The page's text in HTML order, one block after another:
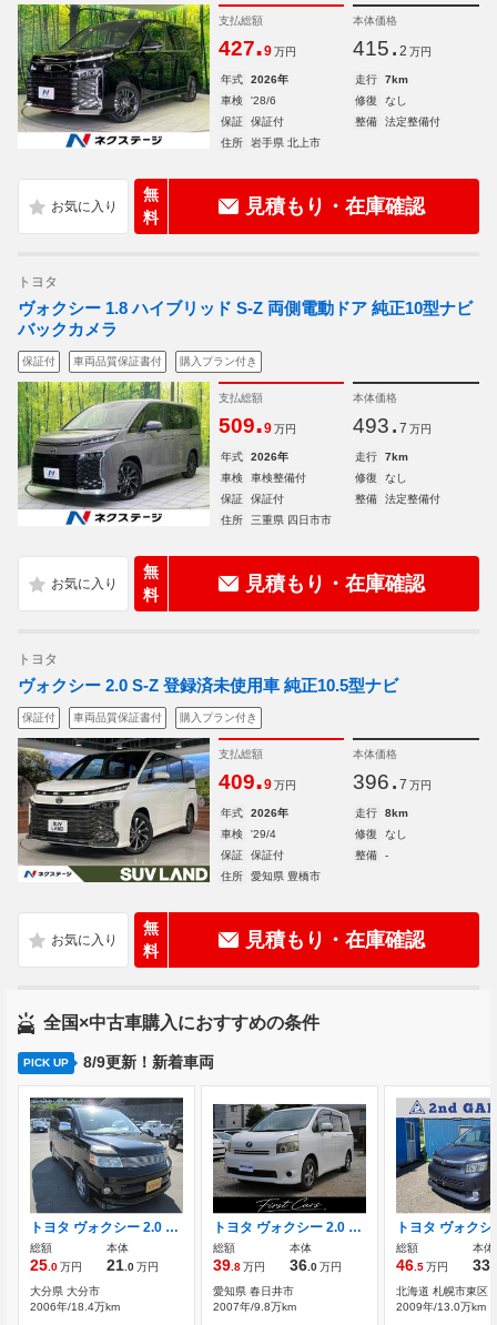
支払総額
427.9 万円
本体価格
415. 2 万円
年式 2026年 走行
7km
車検
'28/6 修復
なし
保証
保証付 整備
法定整備付
住所
岩手県 北上市
無
料
見積もり・在庫確認
トヨタ
ヴォクシー 1.8 ハイブリッド S-Z 両側電動ドア 純正10型ナビ
バックカメラ
保証付 車両品質保証書付 購入プラン付き
支払総額
509.9 万円
本体価格
493. 7 万円
年式 2026年 走行
7km
車検
車検整備付 修復
なし
保証
保証付 整備
法定整備付
住所
三重県 四日市市
無
料
見積もり・在庫確認
トヨタ
ヴォクシー 2.0 S-Z 登録済未使用車 純正10.5型ナビ
保証付 車両品質保証書付 購入プラン付き
支払総額
409.9 万円
本体価格
396. 7 万円
年式 2026年 走行
8km
車検
'29/4 修復
なし
保証
保証付 整備
-
住所
愛知県 豊橋市
無
料
見積もり・在庫確認
全国×中古車購入におすすめの条件
PICK UP 8/9更新！新着車両
トヨタ ヴォクシー 2.0 Z 煌 両側パワースライドドア HDDナビ DVD再生
総額
25 .0万円
本体
21 .0万円
大分県 大分市
2006年/18.4万km
トヨタ ヴォクシー 2.0 X Lエディション 両側パワースライドドア プッシュスタート
総額
39 .8万円
本体
36 .0万円
愛知県 春日井市
2007年/9.8万km
総額
46 .5万円
本体
33
北海道 札幌市東区
2009年/13.0万km